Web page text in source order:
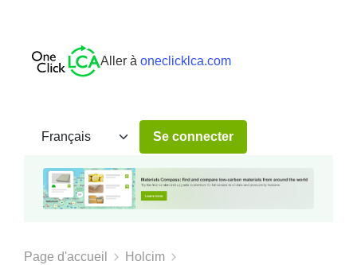
Aller à oneclicklca.com
Se connecter
Page d'accueil
Holcim